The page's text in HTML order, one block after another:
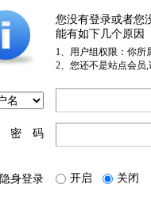
您没有登录或者您
能有如下几个原因
1、用户组权限：你所
2、您还不是站点会员
密 码
隐身登录 开启 关闭